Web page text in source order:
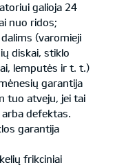
galioja 24
nuo ridos;
(varomieji
diskai, stiklo
lemputės ir t. t.)
garantija
tuo atveju, jei tai
defektas.
garantija
frikciniai